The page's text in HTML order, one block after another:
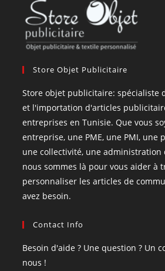
Store Objet Publicitaire
Store objet publicitaire: spécialiste
et l'importation d'articles
entreprises en Tunisie. Que vous
entreprise, une PME, une PMI, une
une collectivité, une administration
nous sommes là pour vous aider à
personnaliser les articles de
avez besoin.
Contact Info
Besoin d'aide ? Une question ? Un
nous !